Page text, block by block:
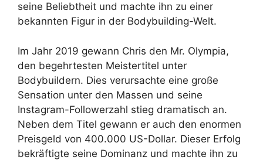
seine Beliebtheit und machte ihn zu einer
bekannten Figur in der Bodybuilding-Welt.
Im Jahr 2019 gewann Chris den Mr. Olympia,
den begehrtesten Meistertitel unter
Bodybuildern. Dies verursachte eine große
Sensation unter den Massen und seine
Instagram-Followerzahl stieg dramatisch an.
Neben dem Titel gewann er auch den enormen
Preisgeld von 400.000 US-Dollar. Dieser Erfolg
bekräftigte seine Dominanz und machte ihn zu